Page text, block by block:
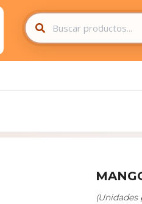
(Unidades